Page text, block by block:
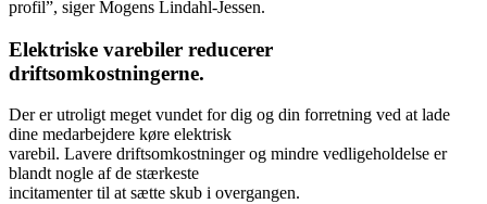
profil”, siger Mogens Lindahl-Jessen.
Elektriske varebiler reducerer
driftsomkostningerne.
Der er utroligt meget vundet for dig og din forretning ved at lade
dine medarbejdere køre elektrisk
varebil. Lavere driftsomkostninger og mindre vedligeholdelse er
blandt nogle af de stærkeste
incitamenter til at sætte skub i overgangen.